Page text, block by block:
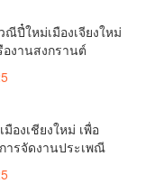
ณีปี๋ใหม่เมืองเจียงใหม่
องานสงกรานต์
องเชียงใหม่ เพื่อ
ารจัดงานประเพณี
ณีปี๋ใหม่เมืองเจียงใหม่
ณคูเมือง